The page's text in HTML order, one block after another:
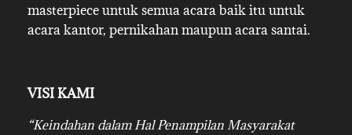
masterpiece untuk semua acara baik itu untuk
acara kantor, pernikahan maupun acara santai.
VISI KAMI
“Keindahan dalam Hal Penampilan Masyarakat